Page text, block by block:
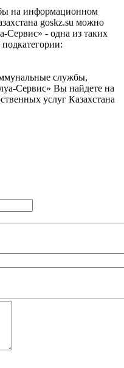
на информационном
goskz.su можно
Сервис» - одна из таких
службы,
Сервис» Вы найдете на
услуг Казахстана